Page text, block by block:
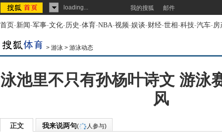
loading... 我的搜狐 邮件
首页-新闻-军事-文化-历史-体育-NBA-视频-娱谈-财经-世相-科技-汽车-房
> 游泳 > 游泳动态
泳池里不只有孙杨叶诗文 游泳
风
正文 我来说两句( 人参与)